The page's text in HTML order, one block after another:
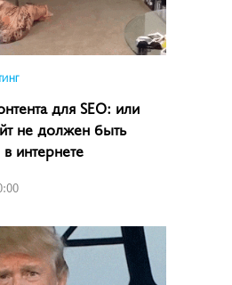
для SEO: или
не должен быть
интернете